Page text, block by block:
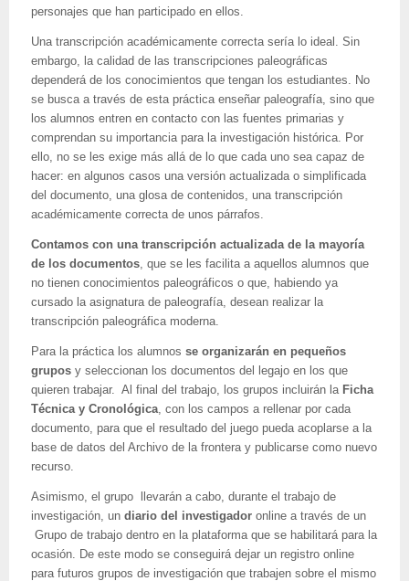
personajes que han participado en ellos.
Una transcripción académicamente correcta sería lo ideal. Sin
embargo, la calidad de las transcripciones paleográficas
dependerá de los conocimientos que tengan los estudiantes. No
se busca a través de esta práctica enseñar paleografía, sino que
los alumnos entren en contacto con las fuentes primarias y
comprendan su importancia para la investigación histórica. Por
ello, no se les exige más allá de lo que cada uno sea capaz de
hacer: en algunos casos una versión actualizada o simplificada
del documento, una glosa de contenidos, una transcripción
académicamente correcta de unos párrafos.
Contamos con una transcripción actualizada de la mayoría
de los documentos , que se les facilita a aquellos alumnos que
no tienen conocimientos paleográficos o que, habiendo ya
cursado la asignatura de paleografía, desean realizar la
transcripción paleográfica moderna.
Para la práctica los alumnos se organizarán en pequeños
grupos y seleccionan los documentos del legajo en los que
quieren trabajar. Al final del trabajo, los grupos incluirán la Ficha
Técnica y Cronológica , con los campos a rellenar por cada
documento, para que el resultado del juego pueda acoplarse a la
base de datos del Archivo de la frontera y publicarse como nuevo
recurso.
Asimismo, el grupo llevarán a cabo, durante el trabajo de
investigación, un diario del investigador online a través de un
Grupo de trabajo dentro en la plataforma que se habilitará para la
ocasión. De este modo se conseguirá dejar un registro online
para futuros grupos de investigación que trabajen sobre el mismo